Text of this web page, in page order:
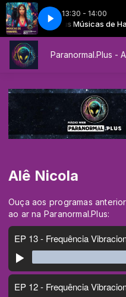
13:30 - 14:00
Paranormal.Plus Músicas de
Syrius
Paranormal.Plus -
Alê Nicola
Ouça aos programas
ao ar na Paranormal.Plus: